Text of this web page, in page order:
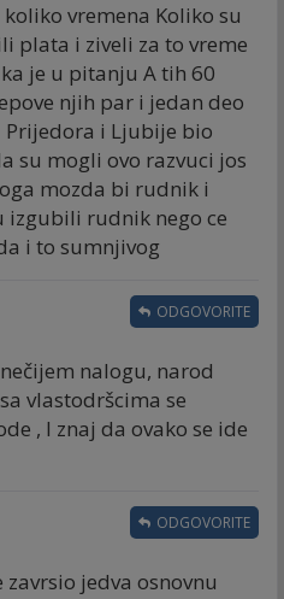
vremena Koliko su
plata i ziveli za to vreme
je u pitanju A tih 60
njih par i jedan deo
Prijedora i Ljubije bio
su mogli ovo razvuci jos
mozda bi rudnik i
izgubili rudnik nego ce
i to sumnjivog
nalogu, narod
vlastodršcima se
, I znaj da ovako se ide
ODGOVORITE
jedva osnovnu
ODGOVORITE